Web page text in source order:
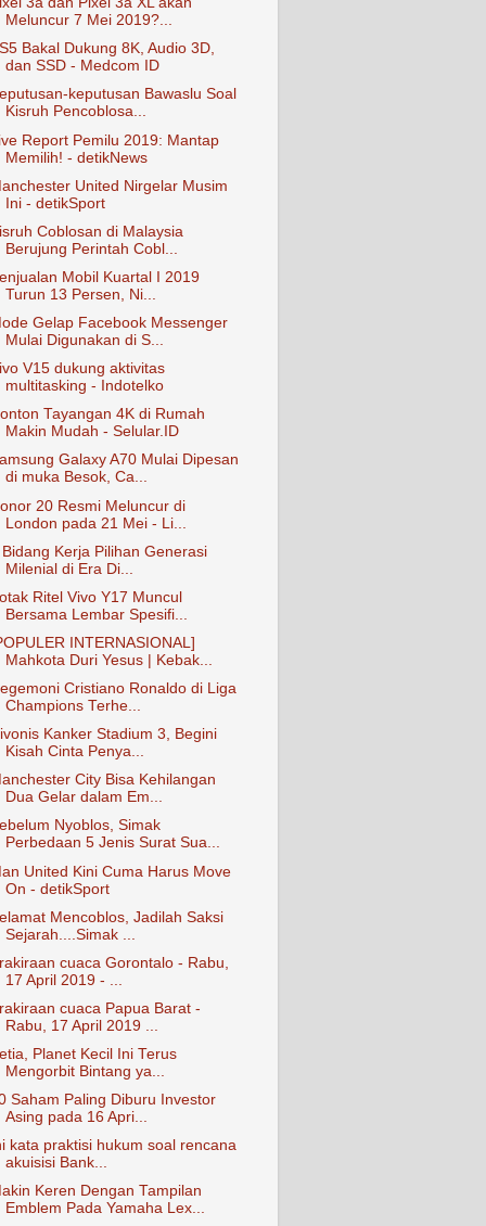
Meluncur 7 Mei 2019?...
Bakal Dukung 8K, Audio 3D,
dan SSD - Medcom ID
keputusan Bawaslu Soal
Kisruh Pencoblosa...
Report Pemilu 2019: Mantap
Memilih! - detikNews
United Nirgelar Musim
Ini - detikSport
Coblosan di Malaysia
Berujung Perintah Cobl...
Mobil Kuartal I 2019
Turun 13 Persen, Ni...
Gelap Facebook Messenger
Mulai Digunakan di S...
V15 dukung aktivitas
multitasking - Indotelko
Tayangan 4K di Rumah
Makin Mudah - Selular.ID
Galaxy A70 Mulai Dipesan
di muka Besok, Ca...
20 Resmi Meluncur di
London pada 21 Mei - Li...
Kerja Pilihan Generasi
Milenial di Era Di...
Ritel Vivo Y17 Muncul
Bersama Lembar Spesifi...
INTERNASIONAL]
Mahkota Duri Yesus | Kebak...
Cristiano Ronaldo di Liga
Champions Terhe...
Kanker Stadium 3, Begini
Kisah Cinta Penya...
City Bisa Kehilangan
Dua Gelar dalam Em...
Nyoblos, Simak
Perbedaan 5 Jenis Surat Sua...
United Kini Cuma Harus Move
On - detikSport
Mencoblos, Jadilah Saksi
Sejarah....Simak ...
cuaca Gorontalo - Rabu,
17 April 2019 - ...
cuaca Papua Barat -
Rabu, 17 April 2019 ...
Planet Kecil Ini Terus
Mengorbit Bintang ya...
Saham Paling Diburu Investor
Asing pada 16 Apri...
kata praktisi hukum soal rencana
akuisisi Bank...
Keren Dengan Tampilan
Emblem Pada Yamaha Lex...